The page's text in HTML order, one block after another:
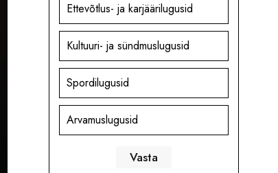
Ettevõtlus- ja karjäärilugusid
Kultuuri- ja sündmuslugusid
Spordilugusid
Arvamuslugusid